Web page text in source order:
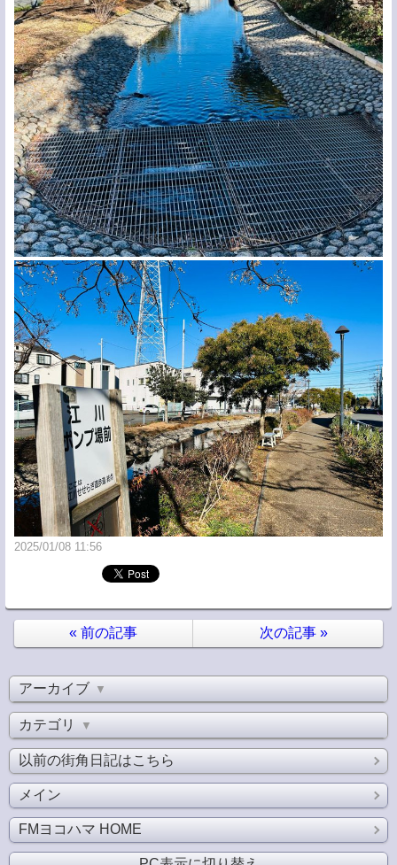
2025/01/08 11:56
« 前の記事 次の記事 »
アーカイブ ▼
カテゴリ ▼
以前の街角日記はこちら
メイン
FMヨコハマ HOME